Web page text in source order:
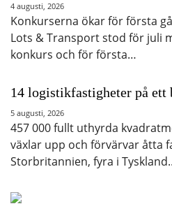
4 augusti, 2026
Konkurserna ökar för första
Lots & Transport stod för juli
konkurs och för första…
14 logistikfastigheter på ett
5 augusti, 2026
457 000 fullt uthyrda
växlar upp och förvärvar åtta
Storbritannien, fyra i